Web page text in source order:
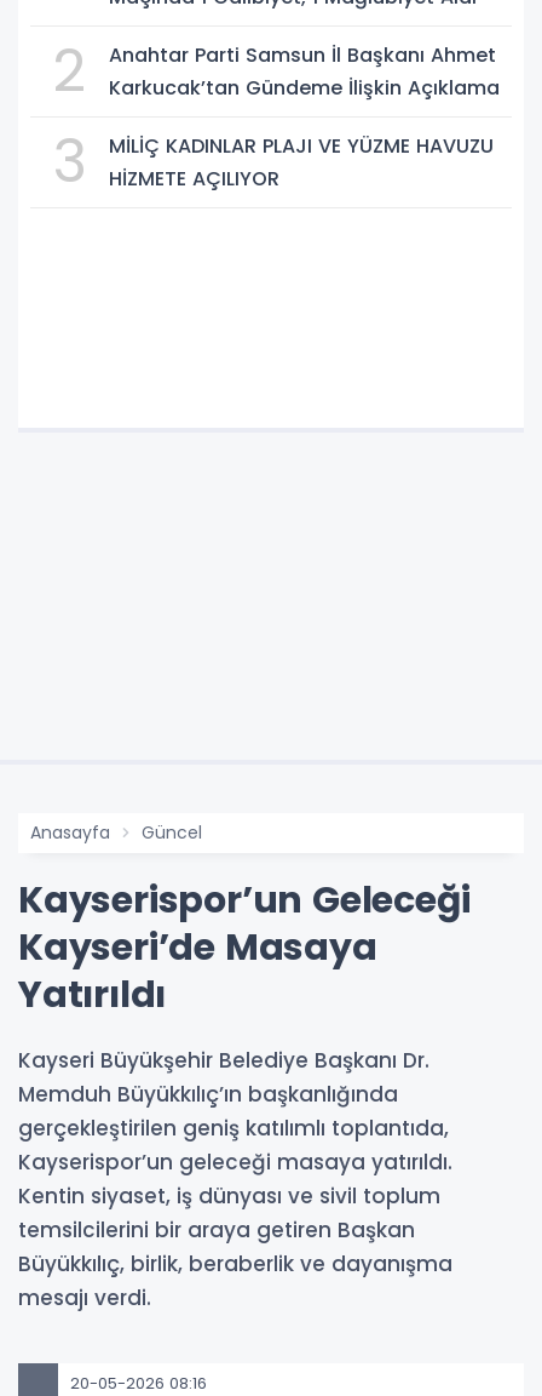
2
Anahtar Parti Samsun İl Başkanı Ahmet
Karkucak’tan Gündeme İlişkin Açıklama
3
MİLİÇ KADINLAR PLAJI VE YÜZME HAVUZU
HİZMETE AÇILIYOR
Anasayfa Güncel
Kayserispor’un Geleceği
Kayseri’de Masaya
Yatırıldı
Kayseri Büyükşehir Belediye Başkanı Dr.
Memduh Büyükkılıç’ın başkanlığında
gerçekleştirilen geniş katılımlı toplantıda,
Kayserispor’un geleceği masaya yatırıldı.
Kentin siyaset, iş dünyası ve sivil toplum
temsilcilerini bir araya getiren Başkan
Büyükkılıç, birlik, beraberlik ve dayanışma
mesajı verdi.
20-05-2026 08:16